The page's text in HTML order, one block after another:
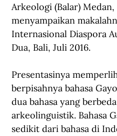
Arkeologi (Balar)
menyampaikan
Internasional Diaspora
Dua, Bali, Juli 2016.
Presentasinya
berpisahnya bahasa
dua bahasa yang
arkeolinguistik. Bahasa
sedikit dari bahasa di